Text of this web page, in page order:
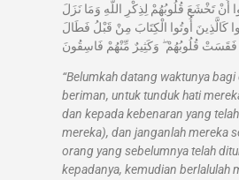
أَنْ تَخْشَعَ قُلُوبُهُمْ لِذِكْرِ اللَّهِ وَمَا نَزَلَ
كَالَّذِينَ أُوتُوا الْكِتَابَ مِنْ قَبْلُ فَطَالَ
فَقَسَتْ قُلُوبُهُمْ ۖ وَكَثِيرٌ مِّنْهُمْ فَاسِقُونَ
“Belumkah datang waktunya
beriman, untuk tunduk hati
dan kepada kebenaran yang
mereka), dan janganlah mereka
orang yang sebelumnya telah
kepadanya, kemudian berlalulah